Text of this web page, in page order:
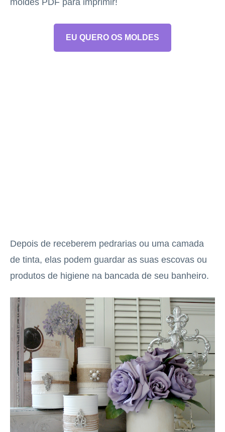
moldes PDF para imprimir!
EU QUERO OS MOLDES
Depois de receberem pedrarias ou uma camada
de tinta, elas podem guardar as suas escovas ou
produtos de higiene na bancada de seu banheiro.